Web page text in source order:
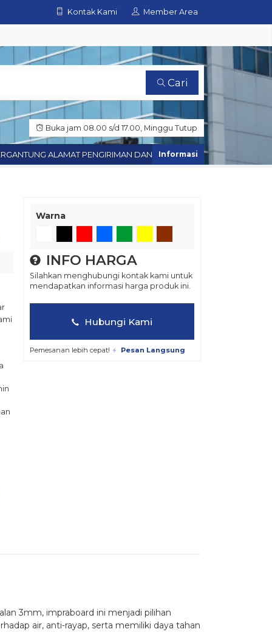
Kontak Kami Member Area
Cari
Buka jam 08.00 s/d 17.00, Minggu Tutup
ALAMAT PENGIRIMAN DAN KETERSEDIAAN STOK
Warna
INFO HARGA
Silahkan menghubungi kontak kami untuk
mendapatkan informasi harga produk ini.
Hubungi Kami
Pemesanan lebih cepat! Pesan Langsung
3mm, impraboard ini menjadi pilihan
air, anti-rayap, serta memiliki daya tahan